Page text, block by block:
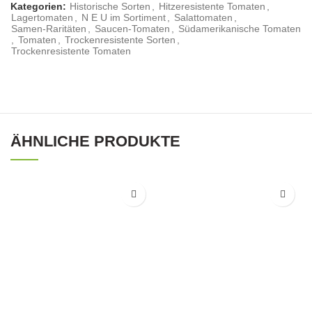
Kategorien: Historische Sorten Hitzeresistente Tomaten
Lagertomaten
N E U im Sortiment Salattomaten
Samen-Raritäten
Saucen-Tomaten
Südamerikanische Tomaten
Tomaten Trockenresistente Sorten
Trockenresistente Tomaten
ÄHNLICHE PRODUKTE